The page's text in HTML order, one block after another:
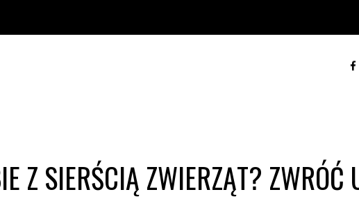
Z SIERŚCIĄ ZWIERZĄT? ZWRÓĆ